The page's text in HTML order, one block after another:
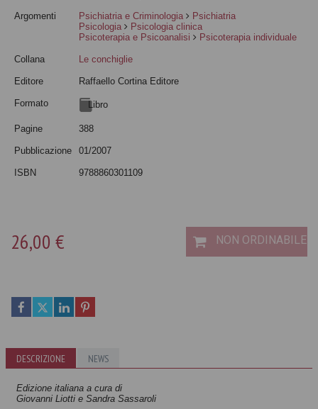
Argomenti Psichiatria e Criminologia
Psichiatria
Psicologia
Psicologia clinica
Psicoterapia e Psicoanalisi
Psicoterapia individuale
Collana Le conchiglie
Editore Raffaello Cortina Editore
Formato Libro
Pagine 388
Pubblicazione 01/2007
ISBN 9788860301109
26,00 € NON ORDINABILE
DESCRIZIONE NEWS
Edizione italiana a cura di
Giovanni Liotti e Sandra Sassaroli